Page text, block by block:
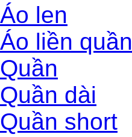
Áo len
Áo liền quần
Quần
Quần dài
Quần short